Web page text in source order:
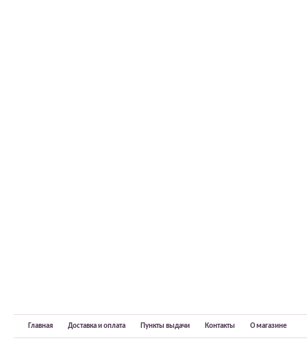
Главная Доставка и оплата Пункты выдачи Контакты О магазине